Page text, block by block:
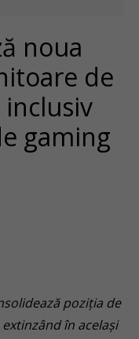
noua
de
inclusiv
gaming
poziția de
în același